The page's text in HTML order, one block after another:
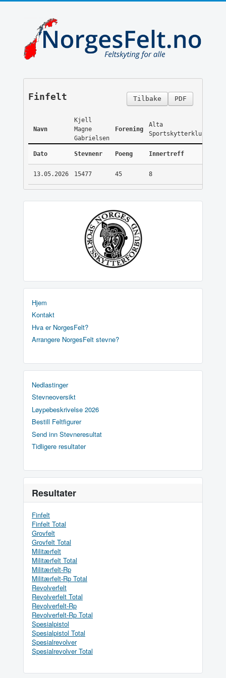
PDF
Tilbake
Finfelt
Navn
Kjell
Magne
Gabrielsen
Forening
Alta
Sportskytterklubb
Dato Stevnenr Poeng Innertreff
13.05.2026 15477 45 8
Hjem
Kontakt
Hva er NorgesFelt?
Arrangere NorgesFelt stevne?
Nedlastinger
Stevneoversikt
Løypebeskrivelse 2026
Bestill Feltfigurer
Send inn Stevneresultat
Tidligere resultater
Resultater
Finfelt
Finfelt Total
Grovfelt
Grovfelt Total
Militærfelt
Militærfelt Total
Militærfelt-Rp
Militærfelt-Rp Total
Revolverfelt
Revolverfelt Total
Revolverfelt-Rp
Revolverfelt-Rp Total
Spesialpistol
Spesialpistol Total
Spesialrevolver
Spesialrevolver Total